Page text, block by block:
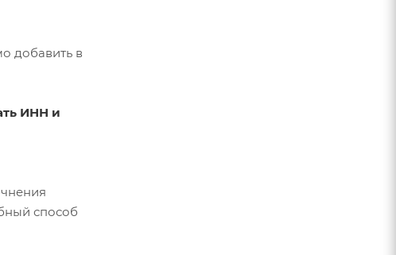
добавить в
ИНН и
способ